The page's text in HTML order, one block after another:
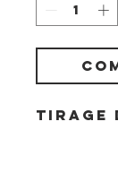
Tirage